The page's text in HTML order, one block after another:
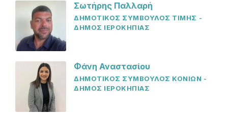
Σωτήρης Παλλαρή
ΔΗΜΟΤΙΚΟΣ ΣΥΜΒΟΥΛΟΣ ΤΙΜΗΣ -
ΔΗΜΟΣ ΙΕΡΟΚΗΠΙΑΣ
Φάνη Αναστασίου
ΔΗΜΟΤΙΚΟΣ ΣΥΜΒΟΥΛΟΣ ΚΟΝΙΩΝ -
ΔΗΜΟΣ ΙΕΡΟΚΗΠΙΑΣ